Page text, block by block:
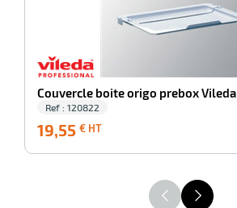
Couvercle boite origo prebox Vileda
Ref : 120822
19,55 € HT
HT